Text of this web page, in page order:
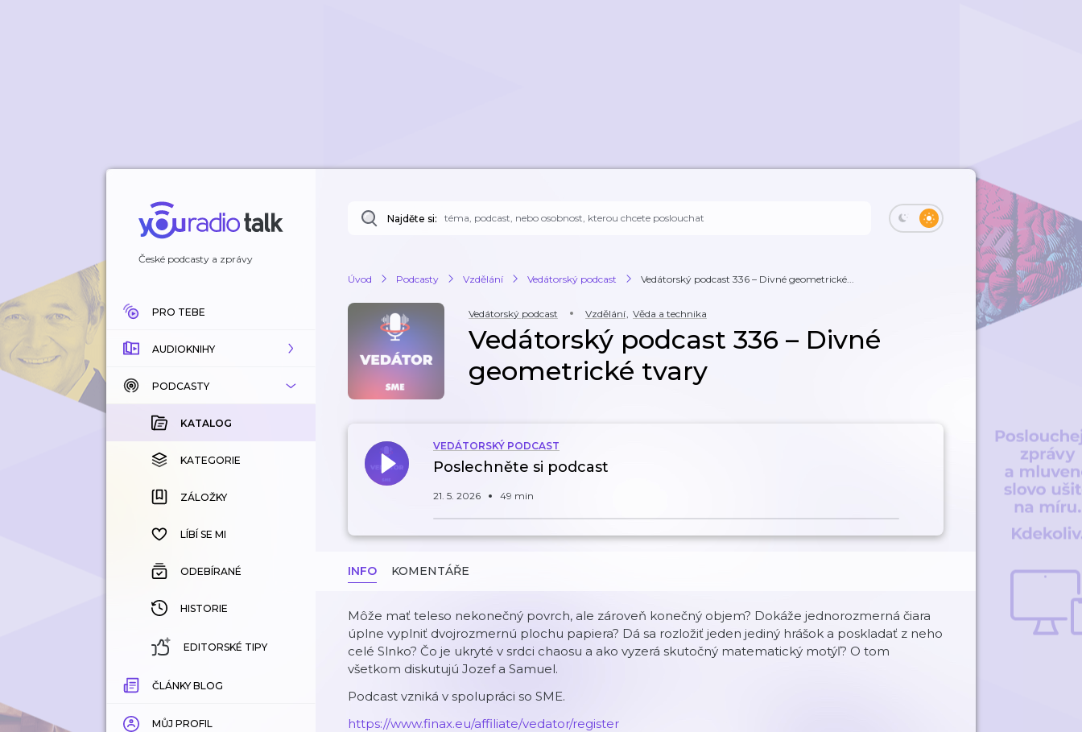
České podcasty a zprávy
PRO TEBE
AUDIOKNIHY
KATALOG
KOUPENÉ
KATEGORIE
ZÁLOŽKY
HISTORIE
PODCASTY
KATALOG
KATEGORIE
ZÁLOŽKY
LÍBÍ SE MI
ODEBÍRANÉ
HISTORIE
EDITORSKÉ TIPY
ČLÁNKY BLOG
MŮJ PROFIL
Najděte si:
Úvod Podcasty Vzdělání Vedátorský podcast Vedátorský podcast 336 – Divné geometrické...
Vedátorský podcast Vzdělání, Věda a technika
Vedátorský podcast 336 – Divné
geometrické tvary
VEDÁTORSKÝ PODCAST
Poslechněte si podcast
21. 5. 2026 49 min
INFO KOMENTÁŘE
Môže mať teleso nekonečný povrch, ale zároveň konečný objem? Dokáže jednorozmerná čiara
úplne vyplniť dvojrozmernú plochu papiera? Dá sa rozložiť jeden jediný hrášok a poskladať z neho
celé Slnko? Čo je ukryté v srdci chaosu a ako vyzerá skutočný matematický motýľ? O tom
všetkom diskutujú Jozef a Samuel.
Podcast vzniká v spolupráci so SME.
https://www.finax.eu/affiliate/vedator/register